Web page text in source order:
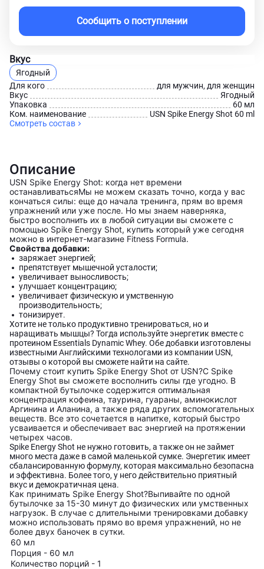
Вкус
Ягодный
Для кого
для мужчин, для женщин
Вкус
Ягодный
Упаковка
60 мл
Ком. наименование
USN Spike Energy Shot 60 ml
Смотреть состав
Сообщить о поступлении
Описание
USN Spike Energy Shot: когда нет времени
останавливатьсяМы не можем сказать точно, когда у вас
кончаться силы: еще до начала тренинга, прям во время
упражнений или уже после. Но мы знаем наверняка,
быстро восполнить их в любой ситуации вы сможете с
помощью Spike Energy Shot, купить который уже сегодня
можно в интернет-магазине Fitness Formula.
Свойства добавки:
заряжает энергией;
препятствует мышечной усталости;
увеличивает выносливость;
улучшает концентрацию;
увеличивает физическую и умственную
производительность;
тонизирует.
Хотите не только продуктивно тренироваться, но и
наращивать мышцы? Тогда используйте энергетик вместе с
протеином Essentials Dynamic Whey. Обе добавки изготовлены
известными Английскими технологами из компании USN,
отзывы о которой вы сможете найти на сайте.
Почему стоит купить Spike Energy Shot от USN?C Spike
Energy Shot вы сможете восполнить силы где угодно. В
компактной бутылочке содержится оптимальная
концентрация кофеина, таурина, гуараны, аминокислот
Аргинина и Аланина, а также ряда других вспомогательных
веществ. Все это сочетается в напитке, который быстро
усваивается и обеспечивает вас энергией на протяжении
четырех часов.
Spike Energy Shot не нужно готовить, а также он не займет
много места даже в самой маленькой сумке. Энергетик имеет
сбалансированную формулу, которая максимально безопасна
и эффективна. Более того, у него действительно приятный
вкус и демократичная цена.
Как принимать Spike Energy Shot?Выпивайте по одной
бутылочке за 15-30 минут до физических или умственных
нагрузок. В случае с длительными тренировками добавку
можно использовать прямо во время упражнений, но не
более двух баночек в сутки.
60 мл
Порция - 60 мл
Количество порций - 1